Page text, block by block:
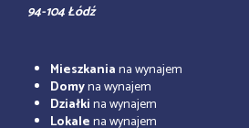
94-104 Łódź
Mieszkaniana wynajem
Domyna wynajem
Działkina wynajem
Lokalena wynajem